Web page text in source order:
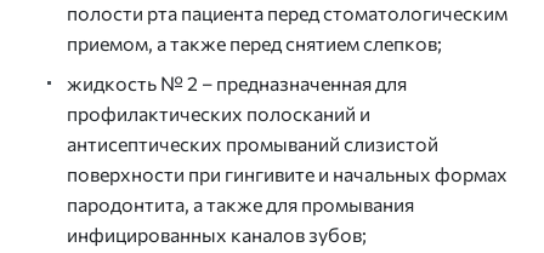
полости рта пациента перед стоматологическим
приемом, а также перед снятием слепков;
жидкость № 2 – предназначенная для
профилактических полосканий и
антисептических промываний слизистой
поверхности при гингивите и начальных формах
пародонтита, а также для промывания
инфицированных каналов зубов;